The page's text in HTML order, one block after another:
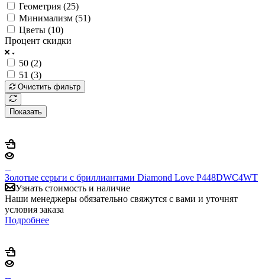
Геометрия (25)
Минимализм (51)
Цветы (10)
Процент скидки
50 (2)
51 (3)
Очистить фильтр
Показать
Золотые серьги с бриллиантами Diamond Love P448DWC4WT
Узнать стоимость и наличие
Наши менеджеры обязательно свяжутся с вами и уточнят
условия заказа
Подробнее